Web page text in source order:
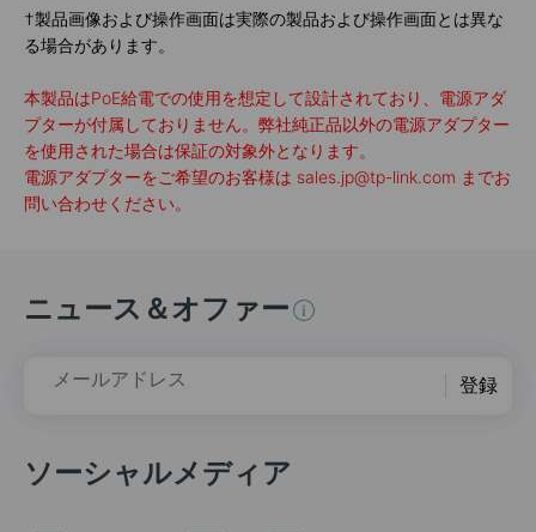
†製品画像および操作画面は実際の製品および操作画面とは異な
る場合があります。
本製品はPoE給電での使用を想定して設計されており、電源アダ
プターが付属しておりません。弊社純正品以外の電源アダプター
を使用された場合は保証の対象外となります。
電源アダプターをご希望のお客様は sales.jp@tp-link.com までお
問い合わせください。
ニュース＆オファー
メールアドレス 登録
ソーシャルメディア